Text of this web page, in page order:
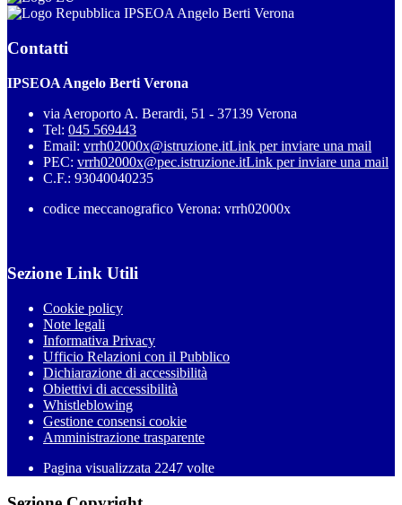
IPSEOA Angelo Berti Verona
Contatti
IPSEOA Angelo Berti Verona
via Aeroporto A. Berardi, 51 - 37139 Verona
Tel: 045 569443
Email: vrrh02000x@istruzione.itLink per inviare una mail
PEC: vrrh02000x@pec.istruzione.itLink per inviare una mail
C.F.: 93040040235
codice meccanografico Verona: vrrh02000x
Sezione Link Utili
Cookie policy
Note legali
Informativa Privacy
Ufficio Relazioni con il Pubblico
Dichiarazione di accessibilità
Obiettivi di accessibilità
Whistleblowing
Gestione consensi cookie
Amministrazione trasparente
Pagina visualizzata 2247 volte